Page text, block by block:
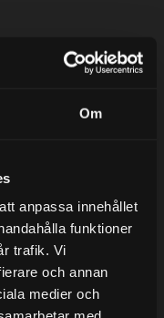
Om
anpassa innehållet
funktioner
trafik. Vi
och annan
medier och